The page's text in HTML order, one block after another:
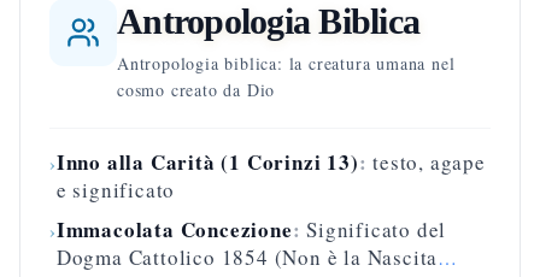
Antropologia Biblica
Antropologia biblica: la creatura umana nel
cosmo creato da Dio
›Inno alla Carità (1 Corinzi 13):testo, agape
e significato
›Immacolata Concezione:Significato del
Dogma Cattolico 1854 (Non è la Nascita